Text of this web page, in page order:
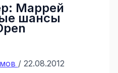
Маррей
шансы
/ 22.08.2012